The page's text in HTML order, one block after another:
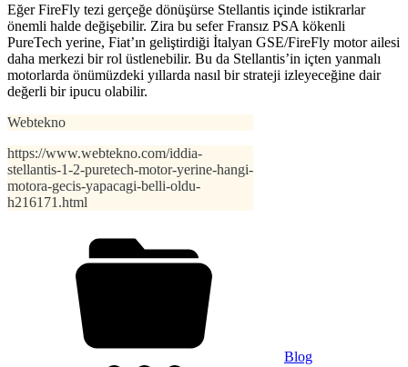
Eğer FireFly tezi gerçeğe dönüşürse Stellantis içinde istikrarlar
önemli halde değişebilir. Zira bu sefer Fransız PSA kökenli
PureTech yerine, Fiat’ın geliştirdiği İtalyan GSE/FireFly motor ailesi
daha merkezi bir rol üstlenebilir. Bu da Stellantis’in içten yanmalı
motorlarda önümüzdeki yıllarda nasıl bir strateji izleyeceğine dair
değerli bir ipucu olabilir.
Webtekno
https://www.webtekno.com/iddia-
stellantis-1-2-puretech-motor-yerine-hangi-
motora-gecis-yapacagi-belli-oldu-
h216171.html
Blog